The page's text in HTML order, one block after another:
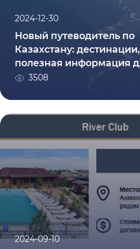
2024-12-30
Новый путеводитель по
Казахстану:
полезная информация
туристов
3508
2024-09-10
Информация для